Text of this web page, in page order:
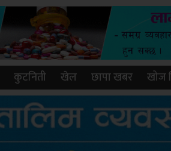
कुटनिती खेल छापा खबर खोज